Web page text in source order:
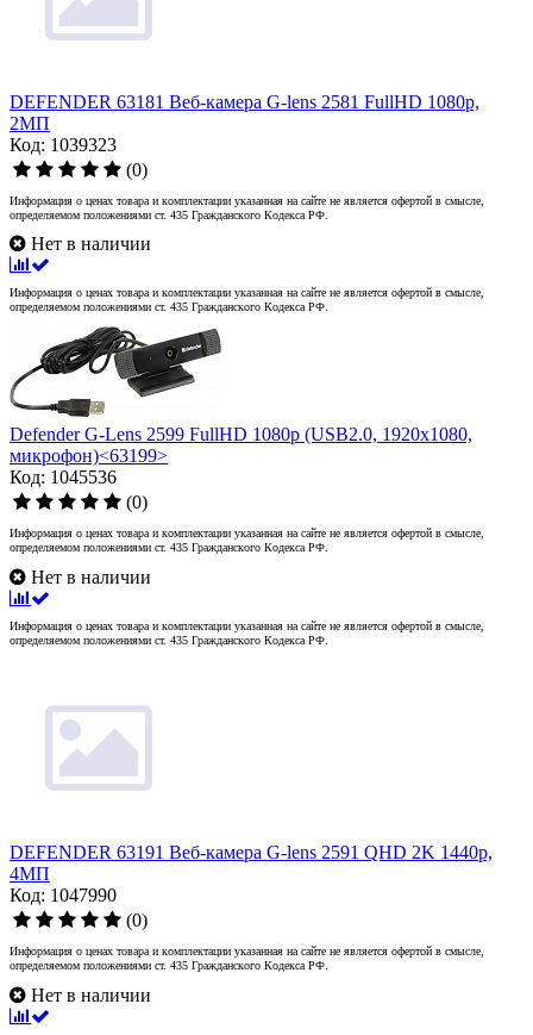
DEFENDER 63181 Веб-камера G-lens 2581 FullHD 1080p,
2МП
Код: 1039323
(0)
Информация о ценах товара и комплектации указанная на сайте не является офертой в смысле,
определяемом положениями ст. 435 Гражданского Кодекса РФ.
Нет в наличии
Информация о ценах товара и комплектации указанная на сайте не является офертой в смысле,
определяемом положениями ст. 435 Гражданского Кодекса РФ.
Defender G-Lens 2599 FullHD 1080p (USB2.0, 1920x1080,
микрофон)<63199>
Код: 1045536
(0)
Информация о ценах товара и комплектации указанная на сайте не является офертой в смысле,
определяемом положениями ст. 435 Гражданского Кодекса РФ.
Нет в наличии
Информация о ценах товара и комплектации указанная на сайте не является офертой в смысле,
определяемом положениями ст. 435 Гражданского Кодекса РФ.
DEFENDER 63191 Веб-камера G-lens 2591 QHD 2K 1440p,
4МП
Код: 1047990
(0)
Информация о ценах товара и комплектации указанная на сайте не является офертой в смысле,
определяемом положениями ст. 435 Гражданского Кодекса РФ.
Нет в наличии